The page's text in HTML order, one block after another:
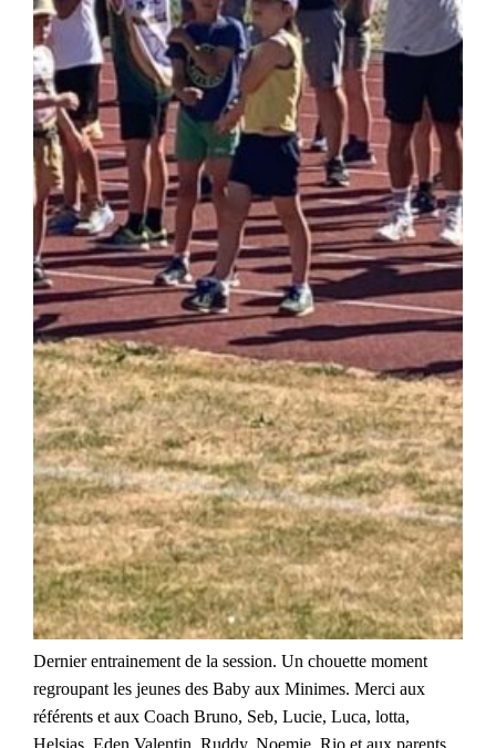
Dernier entrainement de la session. Un chouette moment
regroupant les jeunes des Baby aux Minimes. Merci aux
référents et aux Coach Bruno, Seb, Lucie, Luca, lotta,